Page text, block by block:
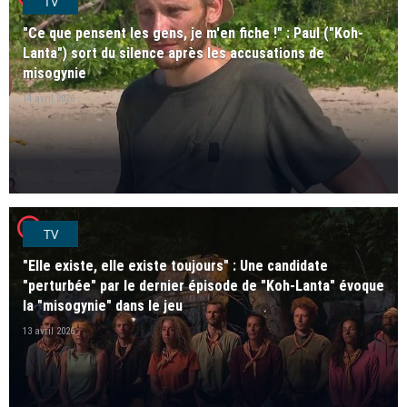
"Ce que pensent les gens, je m'en fiche !" : Paul ("Koh-
Lanta") sort du silence après les accusations de
misogynie
14 avril 2026
player2TV
"Elle existe, elle existe toujours" : Une candidate
"perturbée" par le dernier épisode de "Koh-Lanta" évoque
la "misogynie" dans le jeu
13 avril 2026